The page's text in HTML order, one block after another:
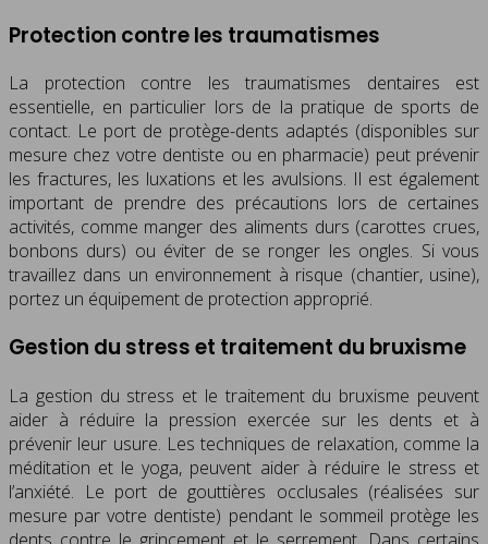
Protection contre les traumatismes
La protection contre les traumatismes dentaires est
essentielle, en particulier lors de la pratique de sports de
contact. Le port de protège-dents adaptés (disponibles sur
mesure chez votre dentiste ou en pharmacie) peut prévenir
les fractures, les luxations et les avulsions. Il est également
important de prendre des précautions lors de certaines
activités, comme manger des aliments durs (carottes crues,
bonbons durs) ou éviter de se ronger les ongles. Si vous
travaillez dans un environnement à risque (chantier, usine),
portez un équipement de protection approprié.
Gestion du stress et traitement du bruxisme
La gestion du stress et le traitement du bruxisme peuvent
aider à réduire la pression exercée sur les dents et à
prévenir leur usure. Les techniques de relaxation, comme la
méditation et le yoga, peuvent aider à réduire le stress et
l’anxiété. Le port de gouttières occlusales (réalisées sur
mesure par votre dentiste) pendant le sommeil protège les